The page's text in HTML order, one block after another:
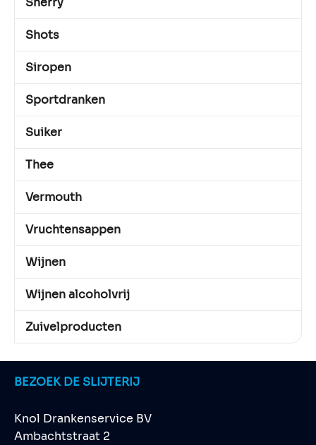
Shots
Siropen
Sportdranken
Suiker
Thee
Vermouth
Vruchtensappen
Wijnen
Wijnen alcoholvrij
Zuivelproducten
BEZOEK DE SLIJTERIJ
Knol Drankenservice BV
Ambachtstraat 2